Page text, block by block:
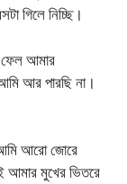
গিলে নিচ্ছি।
আমার
আর পারছি না।
আরো জোরে
আমার মুখের ভিতরে